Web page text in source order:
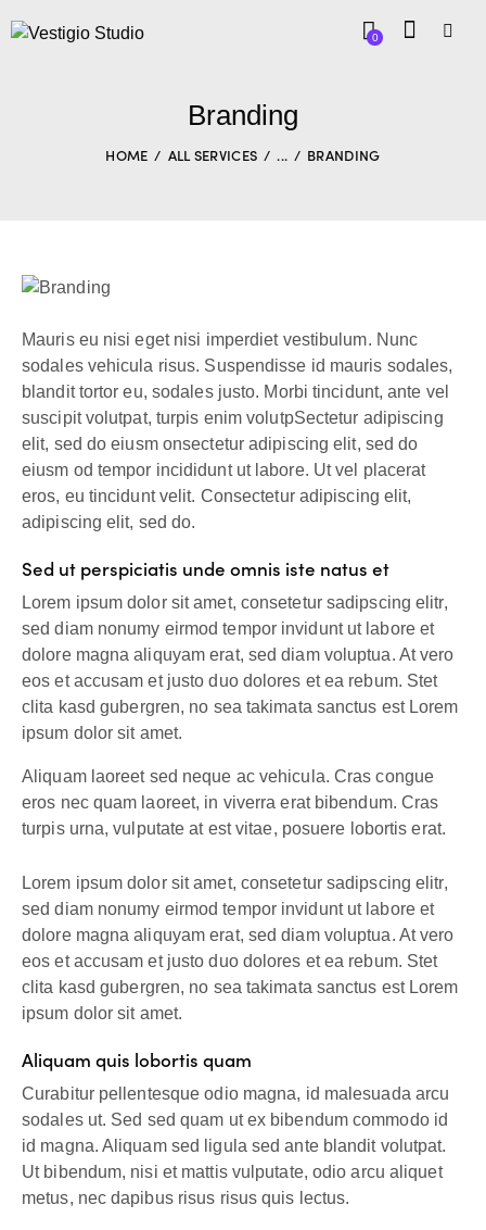
0
Branding
HOME ALL SERVICES ... BRANDING
Mauris eu nisi eget nisi imperdiet vestibulum. Nunc
sodales vehicula risus. Suspendisse id mauris sodales,
blandit tortor eu, sodales justo. Morbi tincidunt, ante vel
suscipit volutpat, turpis enim volutpSectetur adipiscing
elit, sed do eiusm onsectetur adipiscing elit, sed do
eiusm od tempor incididunt ut labore. Ut vel placerat
eros, eu tincidunt velit. Consectetur adipiscing elit,
adipiscing elit, sed do.
Sed ut perspiciatis unde omnis iste natus et
Lorem ipsum dolor sit amet, consetetur sadipscing elitr,
sed diam nonumy eirmod tempor invidunt ut labore et
dolore magna aliquyam erat, sed diam voluptua. At vero
eos et accusam et justo duo dolores et ea rebum. Stet
clita kasd gubergren, no sea takimata sanctus est Lorem
ipsum dolor sit amet.
Aliquam laoreet sed neque ac vehicula. Cras congue
eros nec quam laoreet, in viverra erat bibendum. Cras
turpis urna, vulputate at est vitae, posuere lobortis erat.
Lorem ipsum dolor sit amet, consetetur sadipscing elitr,
sed diam nonumy eirmod tempor invidunt ut labore et
dolore magna aliquyam erat, sed diam voluptua. At vero
eos et accusam et justo duo dolores et ea rebum. Stet
clita kasd gubergren, no sea takimata sanctus est Lorem
ipsum dolor sit amet.
Aliquam quis lobortis quam
Curabitur pellentesque odio magna, id malesuada arcu
sodales ut. Sed sed quam ut ex bibendum commodo id
id magna. Aliquam sed ligula sed ante blandit volutpat.
Ut bibendum, nisi et mattis vulputate, odio arcu aliquet
metus, nec dapibus risus risus quis lectus.